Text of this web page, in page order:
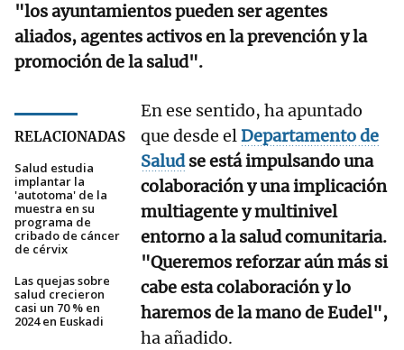
"los ayuntamientos pueden ser agentes
aliados, agentes activos en la prevención y la
promoción de la salud".
RELACIONADAS
Salud estudia
implantar la
'autotoma' de la
muestra en su
programa de
cribado de cáncer
de cérvix
Las quejas sobre
salud crecieron
casi un 70 % en
2024 en Euskadi
En ese sentido, ha apuntado
que desde elDepartamento de
Saludse está impulsando una
colaboración y una implicación
multiagente y multinivel
entorno a la salud comunitaria.
"Queremos reforzar aún más si
cabe esta colaboración y lo
haremos de la mano de Eudel",
ha añadido.